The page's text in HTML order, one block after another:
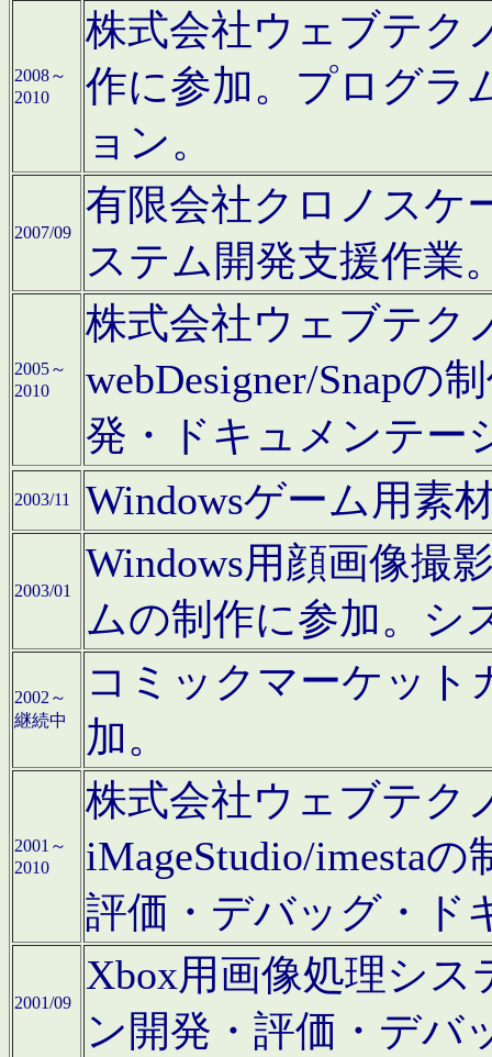
2008～
2010
株式会社ウェブテク
作に参加。プログラ
ョン。
2007/09
有限会社クロノスケ
ステム開発支援作業
2005～
2010
株式会社ウェブテク
webDesigner/Snapの
発・ドキュメンテー
2003/11 Windowsゲーム用素
2003/01
Windows用顔画像撮
ムの制作に参加。シ
2002～
継続中
コミックマーケット
加。
2001～
2010
株式会社ウェブテク
iMageStudio/imesta
評価・デバッグ・ド
2001/09
Xbox用画像処理シ
ン開発・評価・デバ